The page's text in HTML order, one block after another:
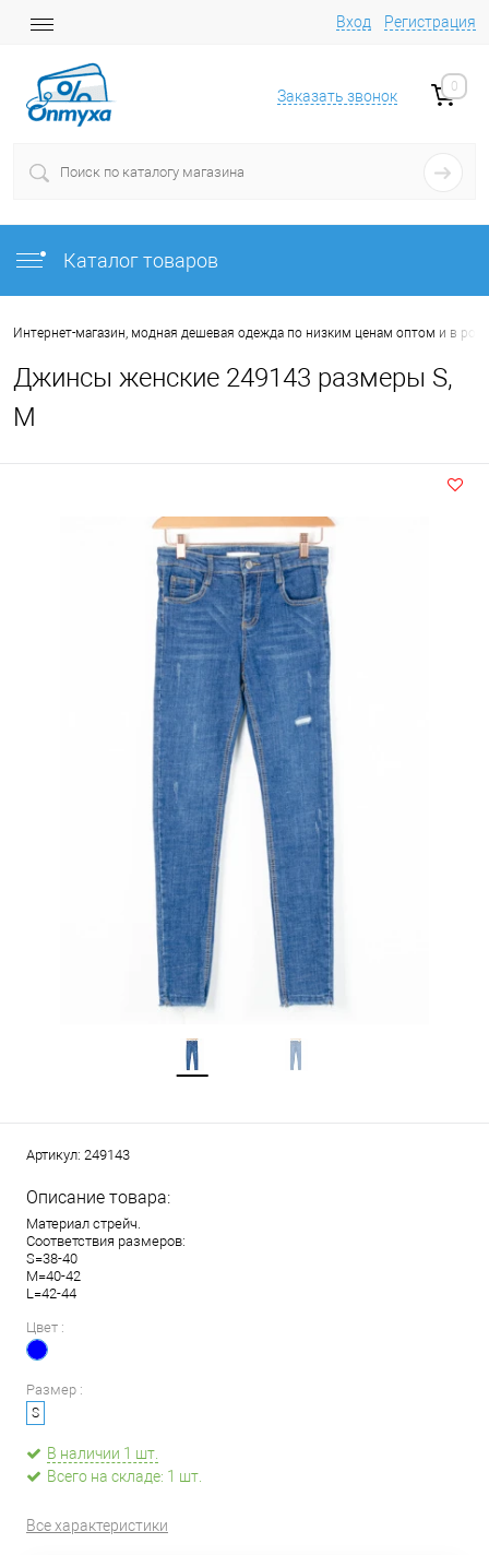
Вход Регистрация
Заказать звонок
0
Каталог товаров
Интернет-магазин, модная дешевая одежда по низким ценам оптом и в
Джинсы женские 249143 размеры S,
M
Артикул: 249143
Описание товара:
Материал стрейч.
Соответствия размеров:
S=38-40
M=40-42
L=42-44
Цвет :
Размер :
S
В наличии 1 шт.
Всего на складе: 1 шт.
Все характеристики